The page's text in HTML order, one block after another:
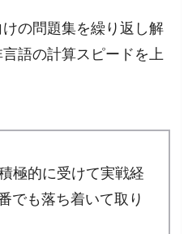
の問題集を繰り返し解
語の計算スピードを上
極的に受けて実戦経
でも落ち着いて取り